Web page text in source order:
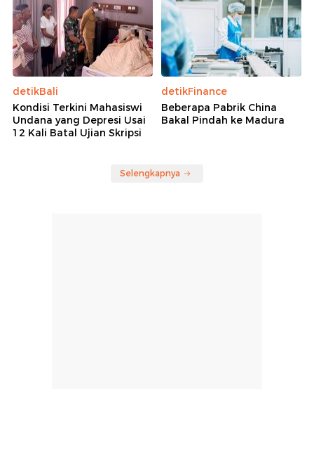
detikBali
Kondisi Terkini Mahasiswi
Undana yang Depresi Usai
12 Kali Batal Ujian Skripsi
detikFinance
Beberapa Pabrik China
Bakal Pindah ke Madura
Selengkapnya